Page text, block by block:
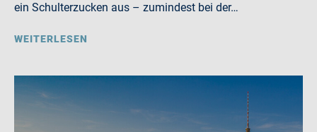
ein Schulterzucken aus – zumindest bei der…
WEITERLESEN